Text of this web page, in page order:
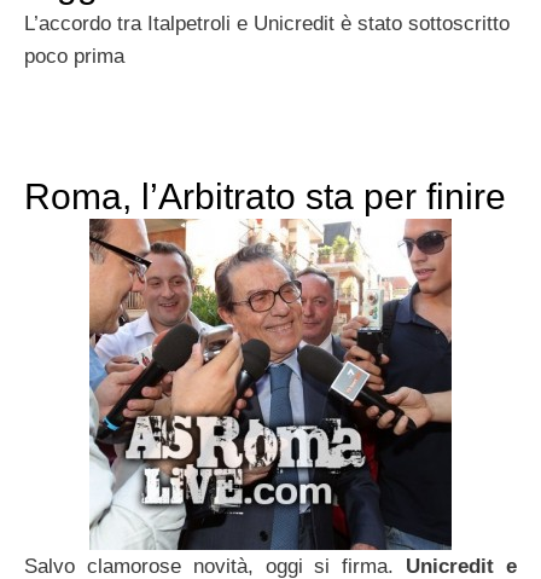
L’accordo tra Italpetroli e Unicredit è stato sottoscritto
poco prima
Roma, l’Arbitrato sta per finire
Salvo clamorose novità, oggi si firma. Unicredit e